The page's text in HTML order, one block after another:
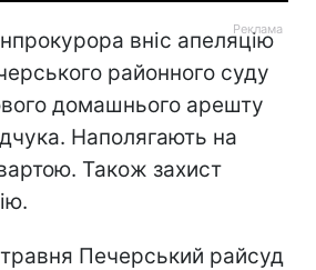
вніс апеляцію
районного суду
домашнього арешту
Наполягають на
Також захист
Печерський райсуд